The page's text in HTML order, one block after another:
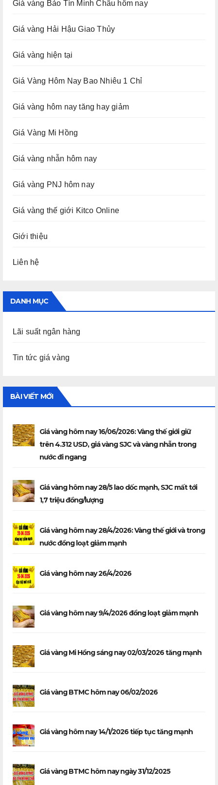
Giá vàng Bảo Tín Minh Châu hôm nay
Giá vàng Hải Hậu Giao Thủy
Giá vàng hiện tại
Giá Vàng Hôm Nay Bao Nhiêu 1 Chỉ
Giá vàng hôm nay tăng hay giảm
Giá Vàng Mi Hồng
Giá vàng nhẫn hôm nay
Giá vàng PNJ hôm nay
Giá vàng thế giới Kitco Online
Giới thiệu
Liên hệ
DANH MỤC
Lãi suất ngân hàng
Tin tức giá vàng
BÀI VIẾT MỚI
Giá vàng hôm nay 16/06/2026: Vàng thế giới giữ
trên 4.312 USD, giá vàng SJC và vàng nhẫn trong
nước đi ngang
Giá vàng hôm nay 28/5 lao dốc mạnh, SJC mất tới
1,7 triệu đồng/lượng
Giá vàng hôm nay 28/4/2026: Vàng thế giới và trong
nước đồng loạt giảm mạnh
Giá vàng hôm nay 26/4/2026
Giá vàng hôm nay 9/4/2026 đồng loạt giảm mạnh
Giá vàng Mi Hồng sáng nay 02/03/2026 tăng mạnh
Giá vàng BTMC hôm nay 06/02/2026
Giá vàng hôm nay 14/1/2026 tiếp tục tăng mạnh
Giá vàng BTMC hôm nay ngày 31/12/2025